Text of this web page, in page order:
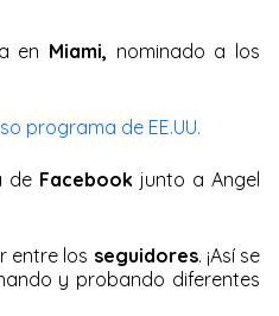
en Miami, nominado a los
programa de EE.UU.
de Facebook junto a Angel
entre los seguidores. ¡Así se
y probando diferentes